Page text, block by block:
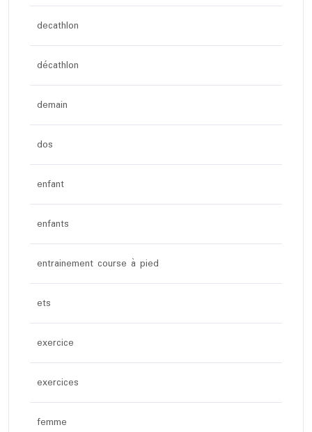
decathlon
décathlon
demain
dos
enfant
enfants
entrainement course à pied
ets
exercice
exercices
femme